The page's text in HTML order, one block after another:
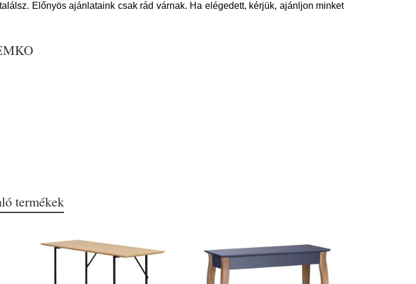
Előnyös ajánlataink csak rád várnak. Ha elégedett, kérjük, ajánljon minket
termékek